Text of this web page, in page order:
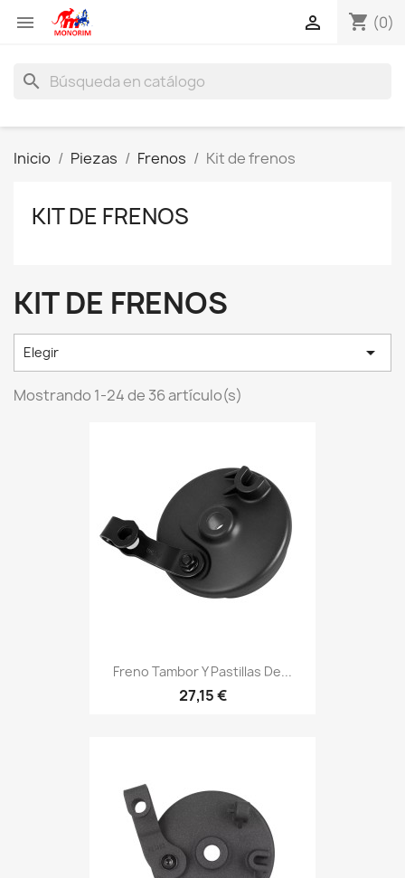
 shopping_cart (0)

search
Inicio Piezas Frenos Kit de frenos
KIT DE FRENOS
KIT DE FRENOS
Elegir 
Mostrando 1-24 de 36 artículo(s)
Freno Tambor Y Pastillas De...
27,15 €